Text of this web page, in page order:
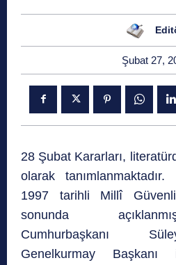
Şubat 27,
28 Şubat Kararları,
olarak
1997 tarihli Millî
sonunda
Cumhurbaşkanı
Genelkurmay